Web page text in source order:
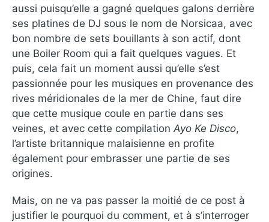
aussi puisqu’elle a gagné quelques galons derrière
ses platines de DJ sous le nom de Norsicaa, avec
bon nombre de sets bouillants à son actif, dont
une Boiler Room qui a fait quelques vagues. Et
puis, cela fait un moment aussi qu’elle s’est
passionnée pour les musiques en provenance des
rives méridionales de la mer de Chine, faut dire
que cette musique coule en partie dans ses
veines, et avec cette compilation Ayo Ke Disco,
l’artiste britannique malaisienne en profite
également pour embrasser une partie de ses
origines.
Mais, on ne va pas passer la moitié de ce post à
justifier le pourquoi du comment, et à s’interroger